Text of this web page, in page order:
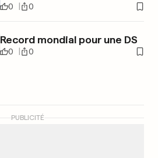
0 0
Record mondial pour une DS
0 0
PUBLICITÉ